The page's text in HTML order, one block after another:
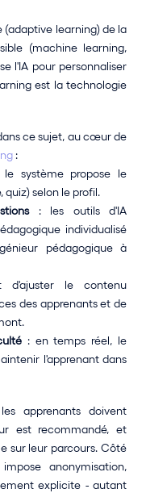
(adaptive learning) de la
(machine learning,
l'IA pour personnaliser
est la technologie
ce sujet, au cœur de
:
système propose le
quiz) selon le profil.
: les outils d'IA
individualisé
pédagogique à
le contenu
des apprenants et de
: en temps réel, le
l'apprenant dans
apprenants doivent
est recommandé, et
sur leur parcours. Côté
anonymisation,
explicite - autant